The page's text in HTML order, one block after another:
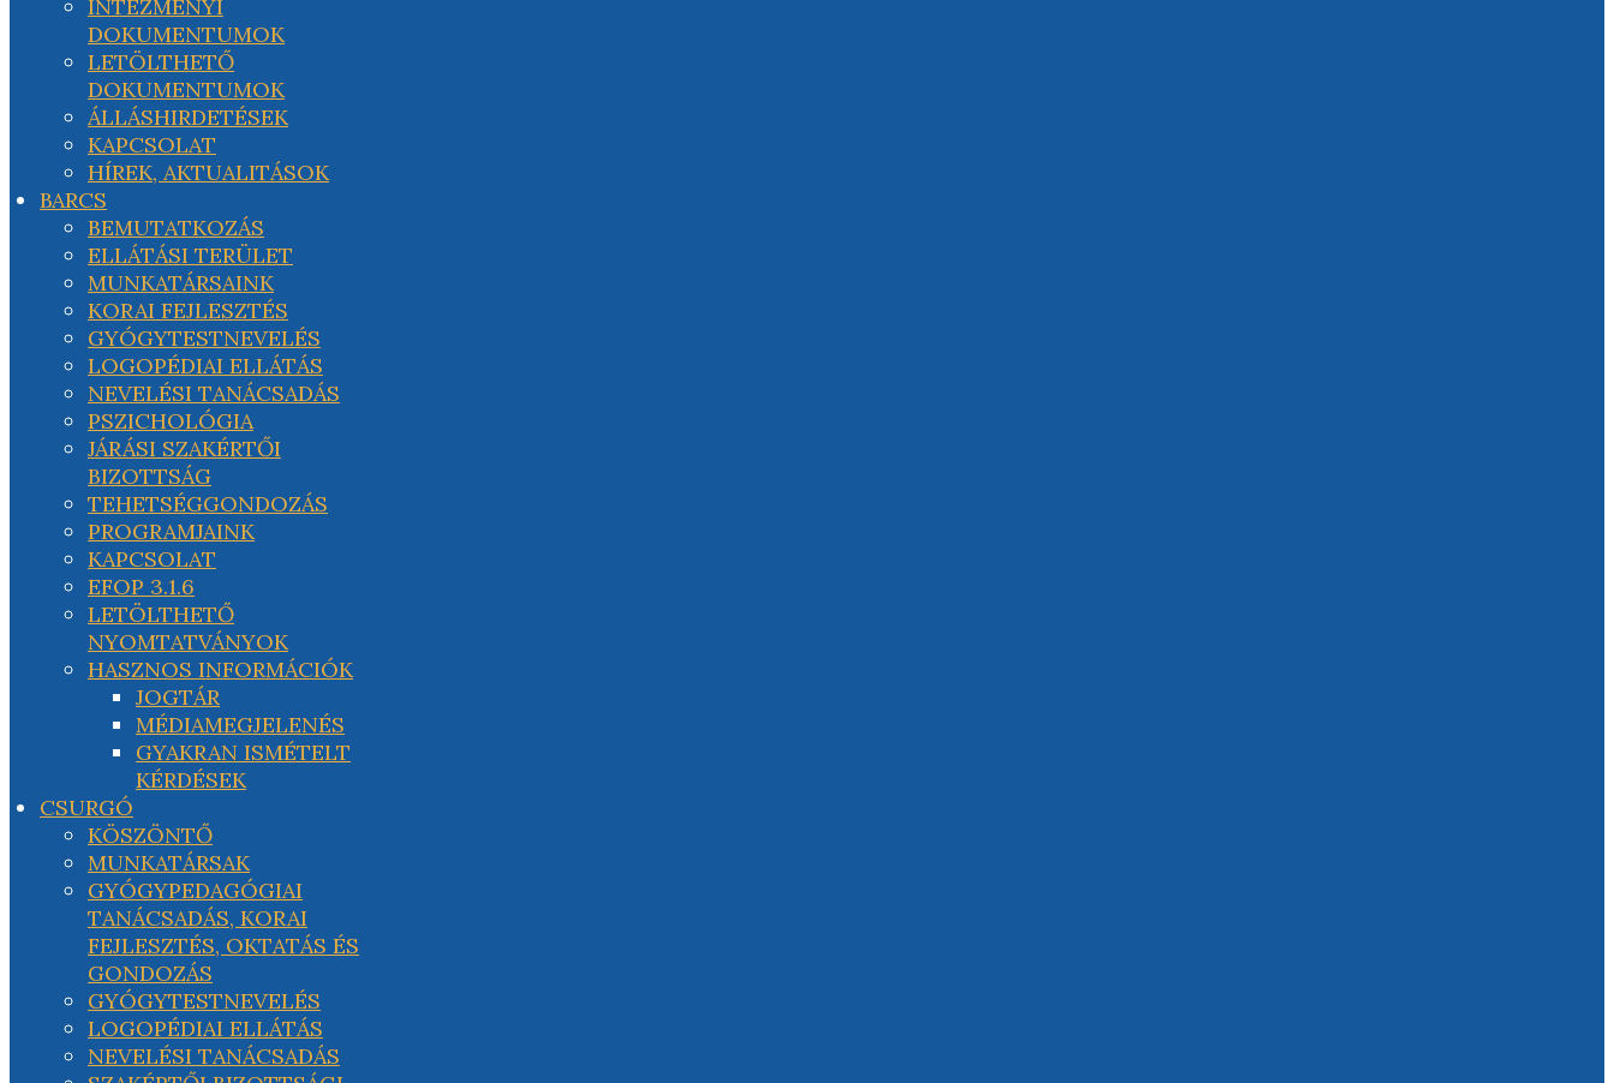
INTÉZMÉNYI
DOKUMENTUMOK
LETÖLTHETŐ
DOKUMENTUMOK
ÁLLÁSHIRDETÉSEK
KAPCSOLAT
HÍREK, AKTUALITÁSOK
BARCS
BEMUTATKOZÁS
ELLÁTÁSI TERÜLET
MUNKATÁRSAINK
KORAI FEJLESZTÉS
GYÓGYTESTNEVELÉS
LOGOPÉDIAI ELLÁTÁS
NEVELÉSI TANÁCSADÁS
PSZICHOLÓGIA
JÁRÁSI SZAKÉRTŐI
BIZOTTSÁG
TEHETSÉGGONDOZÁS
PROGRAMJAINK
KAPCSOLAT
EFOP 3.1.6
LETÖLTHETŐ
NYOMTATVÁNYOK
HASZNOS INFORMÁCIÓK
JOGTÁR
MÉDIAMEGJELENÉS
GYAKRAN ISMÉTELT
KÉRDÉSEK
CSURGÓ
KÖSZÖNTŐ
MUNKATÁRSAK
GYÓGYPEDAGÓGIAI
TANÁCSADÁS, KORAI
FEJLESZTÉS, OKTATÁS ÉS
GONDOZÁS
GYÓGYTESTNEVELÉS
LOGOPÉDIAI ELLÁTÁS
NEVELÉSI TANÁCSADÁS